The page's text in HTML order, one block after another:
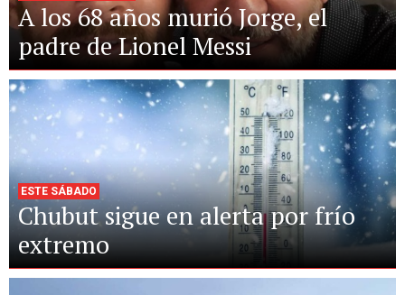
A los 68 años murió Jorge, el
padre de Lionel Messi
ESTE SÁBADO
Chubut sigue en alerta por frío
extremo